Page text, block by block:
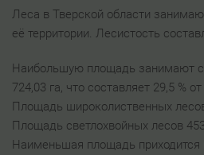
Леса в Тверской области
её территории. Лесистость
Наибольшую площадь занимают
724,03 га, что составляет 29,5 %
Площадь широколиственных
Площадь светлохвойных лесов
Наименьшая площадь